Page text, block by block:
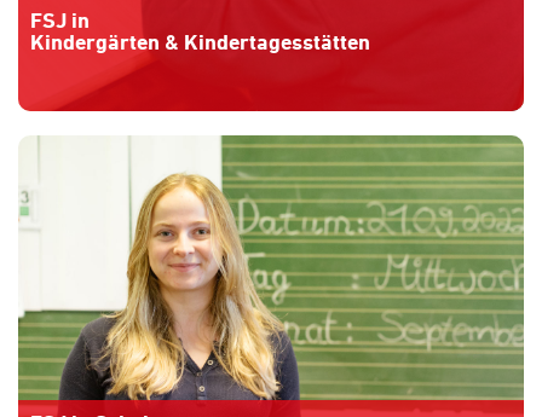
FSJ in
Kindergärten & Kindertagesstätten
Mehr Informationen» » »